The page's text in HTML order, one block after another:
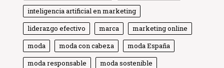
inteligencia artificial en marketing
liderazgo efectivo
marca
marketing online
moda
moda con cabeza
moda España
moda responsable
moda sostenible